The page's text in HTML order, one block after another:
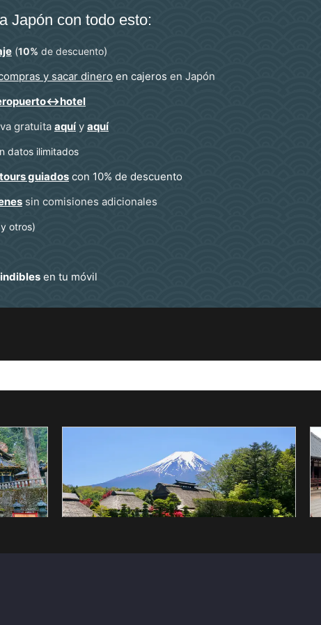
Japón con todo esto:
(10% de descuento)
y sacar dinero en cajeros en Japón
gratuita aquíy aquí
datos ilimitados
tours guiados con 10% de descuento
sin comisiones adicionales
otros)
en tu móvil